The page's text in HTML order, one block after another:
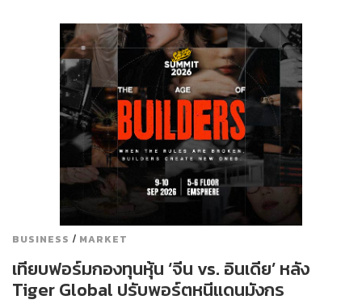
BUSINESS / MARKET
เทียบฟอร์มกองทุนหุ้น ‘จีน vs. อินเดีย’ หลัง
Tiger Global ปรับพอร์ตหนีแดนมังกร